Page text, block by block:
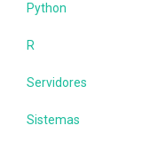
Python
R
Servidores
Sistemas